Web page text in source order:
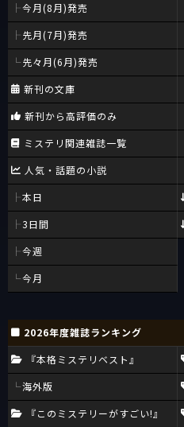
今月(8月)発売
先月(7月)発売
先々月(6月)発売
新刊の文庫
新刊から高評価のみ
ミステリ関連雑誌一覧
人気・話題の小説
本日
3日間
今週
今月
2026年度雑誌ランキング
『本格ミステリベスト』
海外版
『このミステリーがすごい!』